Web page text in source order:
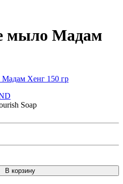
мыло Мадам
Soap
В корзину